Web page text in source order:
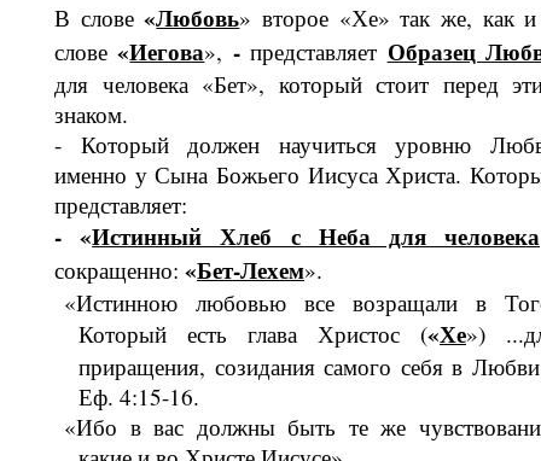
В слове«Любовь» второе «Хе» так же, как
слове«Иегова», -представляет Образец
для человека «Бет», который стоит перед
знаком.
- Который должен научиться уровню
именно у Сына Божьего Иисуса Христа.
представляет:
- «Истинный Хлеб с Неба для человека
сокращенно: «Бет-Лехем».
«Истинною любовью все возращали в
Который есть глава Христос («Хе»)
приращения, созидания самого себя в
Еф. 4:15-16.
«Ибо в вас должны быть те же